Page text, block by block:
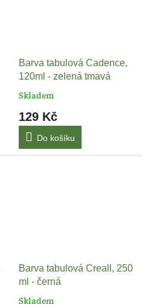
Barva tabulová Cadence,
120ml - zelená tmavá
Skladem
129 Kč
Do košíku
Barva tabulová Creall, 250
ml - černá
Skladem